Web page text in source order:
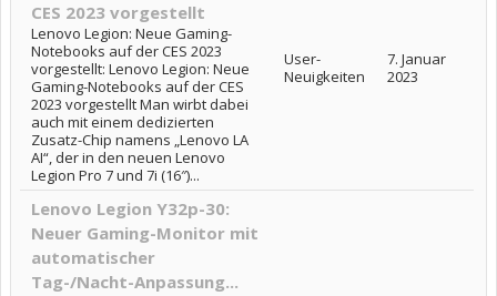
CES 2023 vorgestellt
Lenovo Legion: Neue Gaming-
Notebooks auf der CES 2023
vorgestellt: Lenovo Legion: Neue
Gaming-Notebooks auf der CES
2023 vorgestellt Man wirbt dabei
auch mit einem dedizierten
Zusatz-Chip namens „Lenovo LA
AI“, der in den neuen Lenovo
Legion Pro 7 und 7i (16″)...
User-
Neuigkeiten
7. Januar
2023
Lenovo Legion Y32p-30:
Neuer Gaming-Monitor mit
automatischer
Tag-/Nacht-Anpassung...